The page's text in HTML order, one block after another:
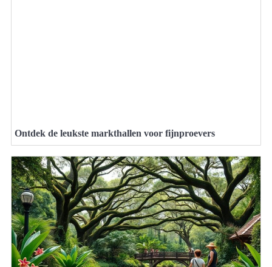
Ontdek de leukste markthallen voor fijnproevers